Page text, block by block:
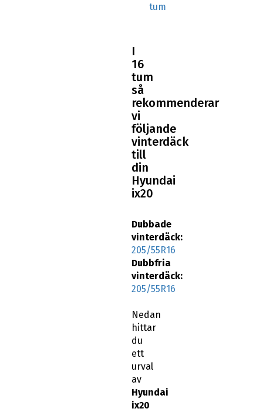
tum
I
16
tum
så
rekommenderar
vi
följande
vinterdäck
till
din
Hyundai
ix20
Dubbade
vinterdäck:
205/55R16
Dubbfria
vinterdäck:
205/55R16
Nedan
hittar
du
ett
urval
av
Hyundai
ix20